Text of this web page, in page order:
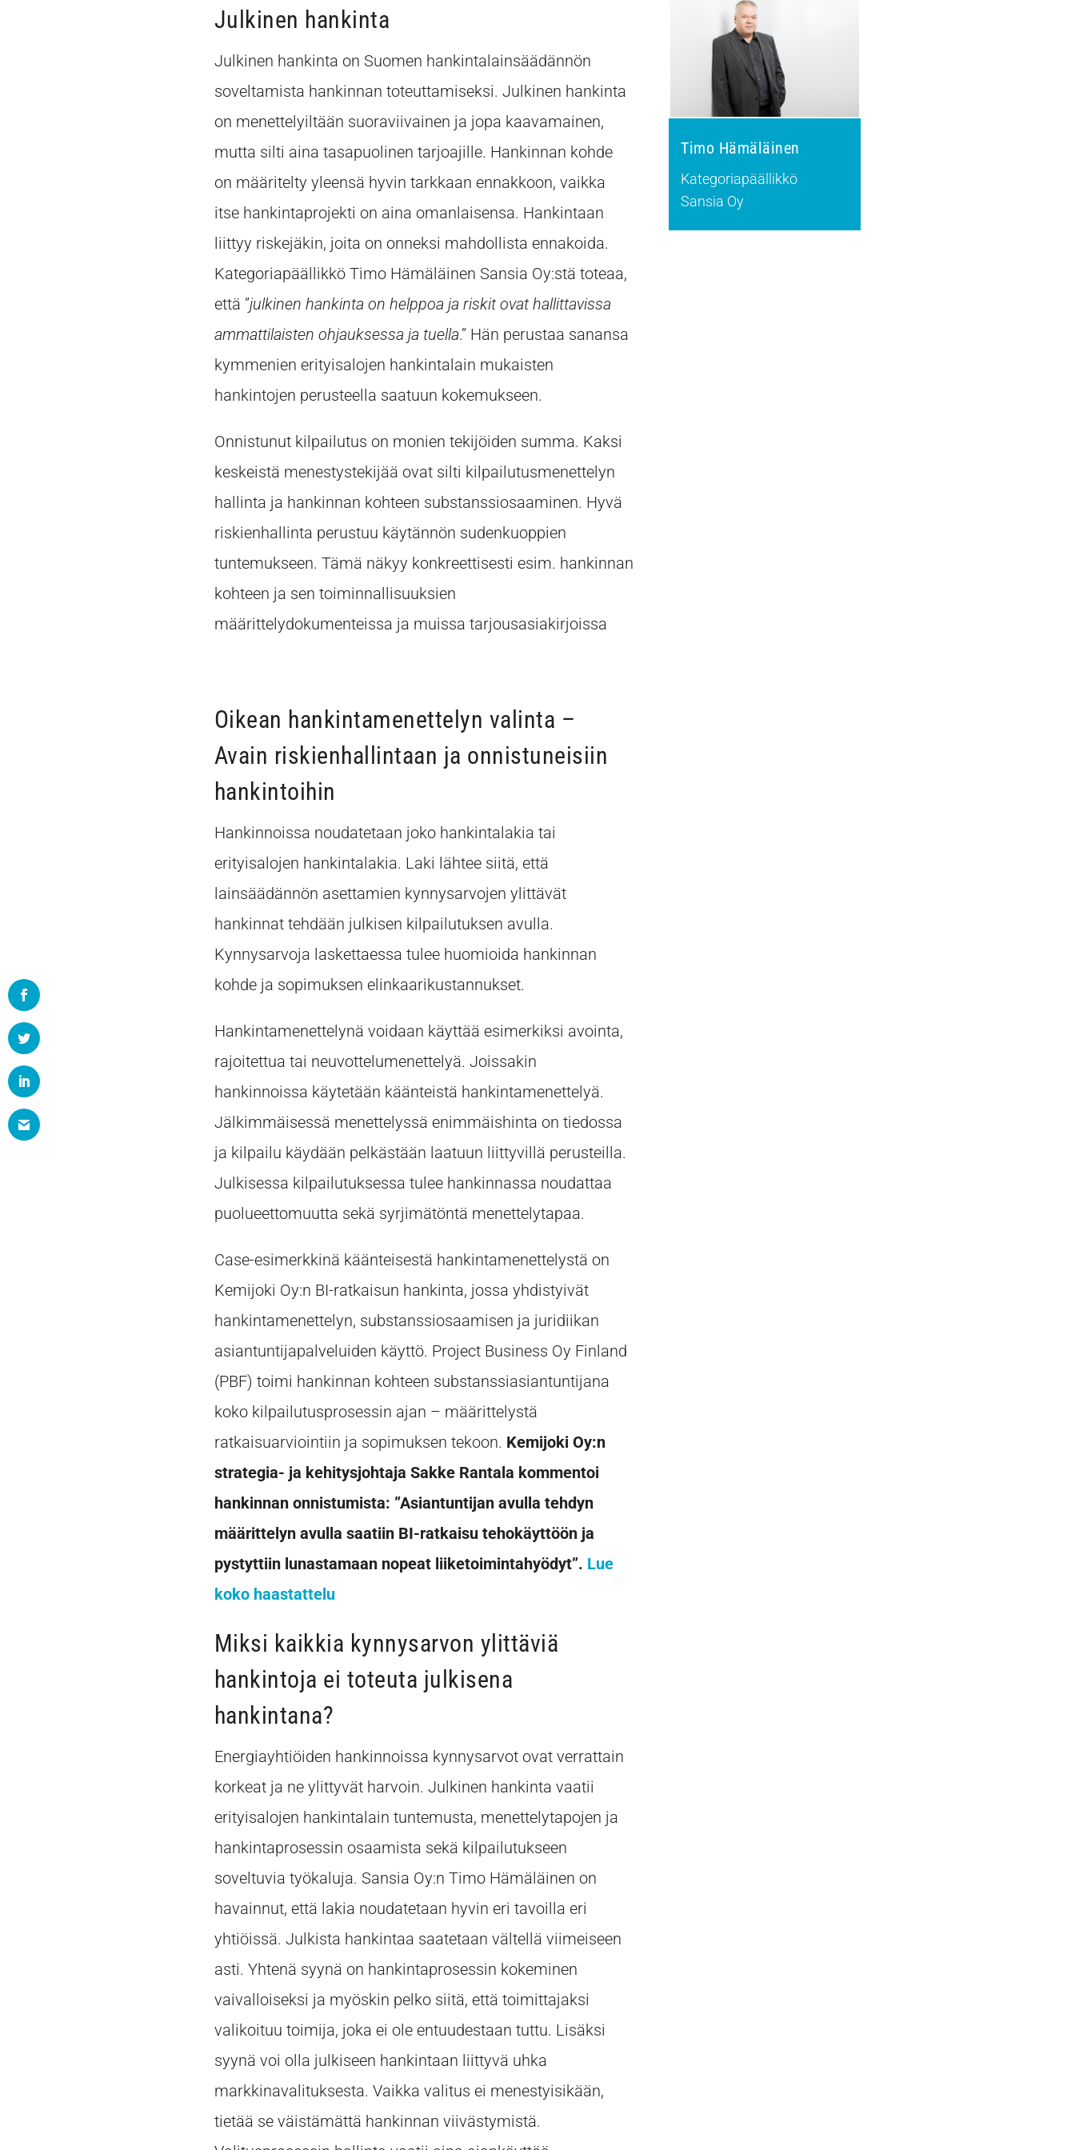
Julkinen hankinta
Julkinen hankinta on Suomen hankintalainsäädännön
soveltamista hankinnan toteuttamiseksi. Julkinen hankinta
on menettelyiltään suoraviivainen ja jopa kaavamainen,
mutta silti aina tasapuolinen tarjoajille. Hankinnan kohde
on määritelty yleensä hyvin tarkkaan ennakkoon, vaikka
itse hankintaprojekti on aina omanlaisensa. Hankintaan
liittyy riskejäkin, joita on onneksi mahdollista ennakoida.
Kategoriapäällikkö Timo Hämäläinen Sansia Oy:stä toteaa,
että ”julkinen hankinta on helppoa ja riskit ovat hallittavissa
ammattilaisten ohjauksessa ja tuella.” Hän perustaa sanansa
kymmenien erityisalojen hankintalain mukaisten
hankintojen perusteella saatuun kokemukseen.
Onnistunut kilpailutus on monien tekijöiden summa. Kaksi
keskeistä menestystekijää ovat silti kilpailutusmenettelyn
hallinta ja hankinnan kohteen substanssiosaaminen. Hyvä
riskienhallinta perustuu käytännön sudenkuoppien
tuntemukseen. Tämä näkyy konkreettisesti esim. hankinnan
kohteen ja sen toiminnallisuuksien
määrittelydokumenteissa ja muissa tarjousasiakirjoissa
Oikean hankintamenettelyn valinta –
Avain riskienhallintaan ja onnistuneisiin
hankintoihin
Hankinnoissa noudatetaan joko hankintalakia tai
erityisalojen hankintalakia. Laki lähtee siitä, että
lainsäädännön asettamien kynnysarvojen ylittävät
hankinnat tehdään julkisen kilpailutuksen avulla.
Kynnysarvoja laskettaessa tulee huomioida hankinnan
kohde ja sopimuksen elinkaarikustannukset.
Hankintamenettelynä voidaan käyttää esimerkiksi avointa,
rajoitettua tai neuvottelumenettelyä. Joissakin
hankinnoissa käytetään käänteistä hankintamenettelyä.
Jälkimmäisessä menettelyssä enimmäishinta on tiedossa
ja kilpailu käydään pelkästään laatuun liittyvillä perusteilla.
Julkisessa kilpailutuksessa tulee hankinnassa noudattaa
puolueettomuutta sekä syrjimätöntä menettelytapaa.
Case-esimerkkinä käänteisestä hankintamenettelystä on
Kemijoki Oy:n BI-ratkaisun hankinta, jossa yhdistyivät
hankintamenettelyn, substanssiosaamisen ja juridiikan
asiantuntijapalveluiden käyttö. Project Business Oy Finland
(PBF) toimi hankinnan kohteen substanssiasiantuntijana
koko kilpailutusprosessin ajan – määrittelystä
ratkaisuarviointiin ja sopimuksen tekoon. Kemijoki Oy:n
strategia- ja kehitysjohtaja Sakke Rantala kommentoi
hankinnan onnistumista: ”Asiantuntijan avulla tehdyn
määrittelyn avulla saatiin BI-ratkaisu tehokäyttöön ja
pystyttiin lunastamaan nopeat liiketoimintahyödyt”. Lue
koko haastattelu
Miksi kaikkia kynnysarvon ylittäviä
hankintoja ei toteuta julkisena
hankintana?
Energiayhtiöiden hankinnoissa kynnysarvot ovat verrattain
korkeat ja ne ylittyvät harvoin. Julkinen hankinta vaatii
erityisalojen hankintalain tuntemusta, menettelytapojen ja
hankintaprosessin osaamista sekä kilpailutukseen
soveltuvia työkaluja. Sansia Oy:n Timo Hämäläinen on
havainnut, että lakia noudatetaan hyvin eri tavoilla eri
yhtiöissä. Julkista hankintaa saatetaan vältellä viimeiseen
asti. Yhtenä syynä on hankintaprosessin kokeminen
vaivalloiseksi ja myöskin pelko siitä, että toimittajaksi
valikoituu toimija, joka ei ole entuudestaan tuttu. Lisäksi
syynä voi olla julkiseen hankintaan liittyvä uhka
markkinavalituksesta. Vaikka valitus ei menestyisikään,
tietää se väistämättä hankinnan viivästymistä.
Timo Hämäläinen
Kategoriapäällikkö
Sansia Oy